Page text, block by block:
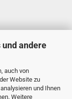
andere
auch von
Website zu
und Ihnen
Weitere